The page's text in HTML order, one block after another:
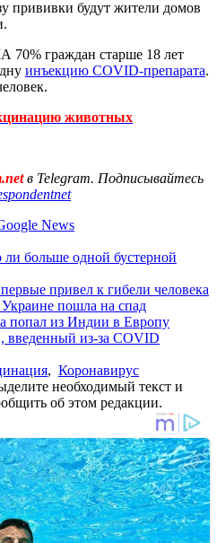
прививки будут жители домов
70% граждан старше 18 лет
инъекцию COVID-препарата.
животных
в Telegram. Подписывайтесь
News
больше одной бустерной
привел к гибели человека
пошла на спад
попал из Индии в Европу
из-за COVID
, Коронавирус
необходимый текст и
об этом редакции.